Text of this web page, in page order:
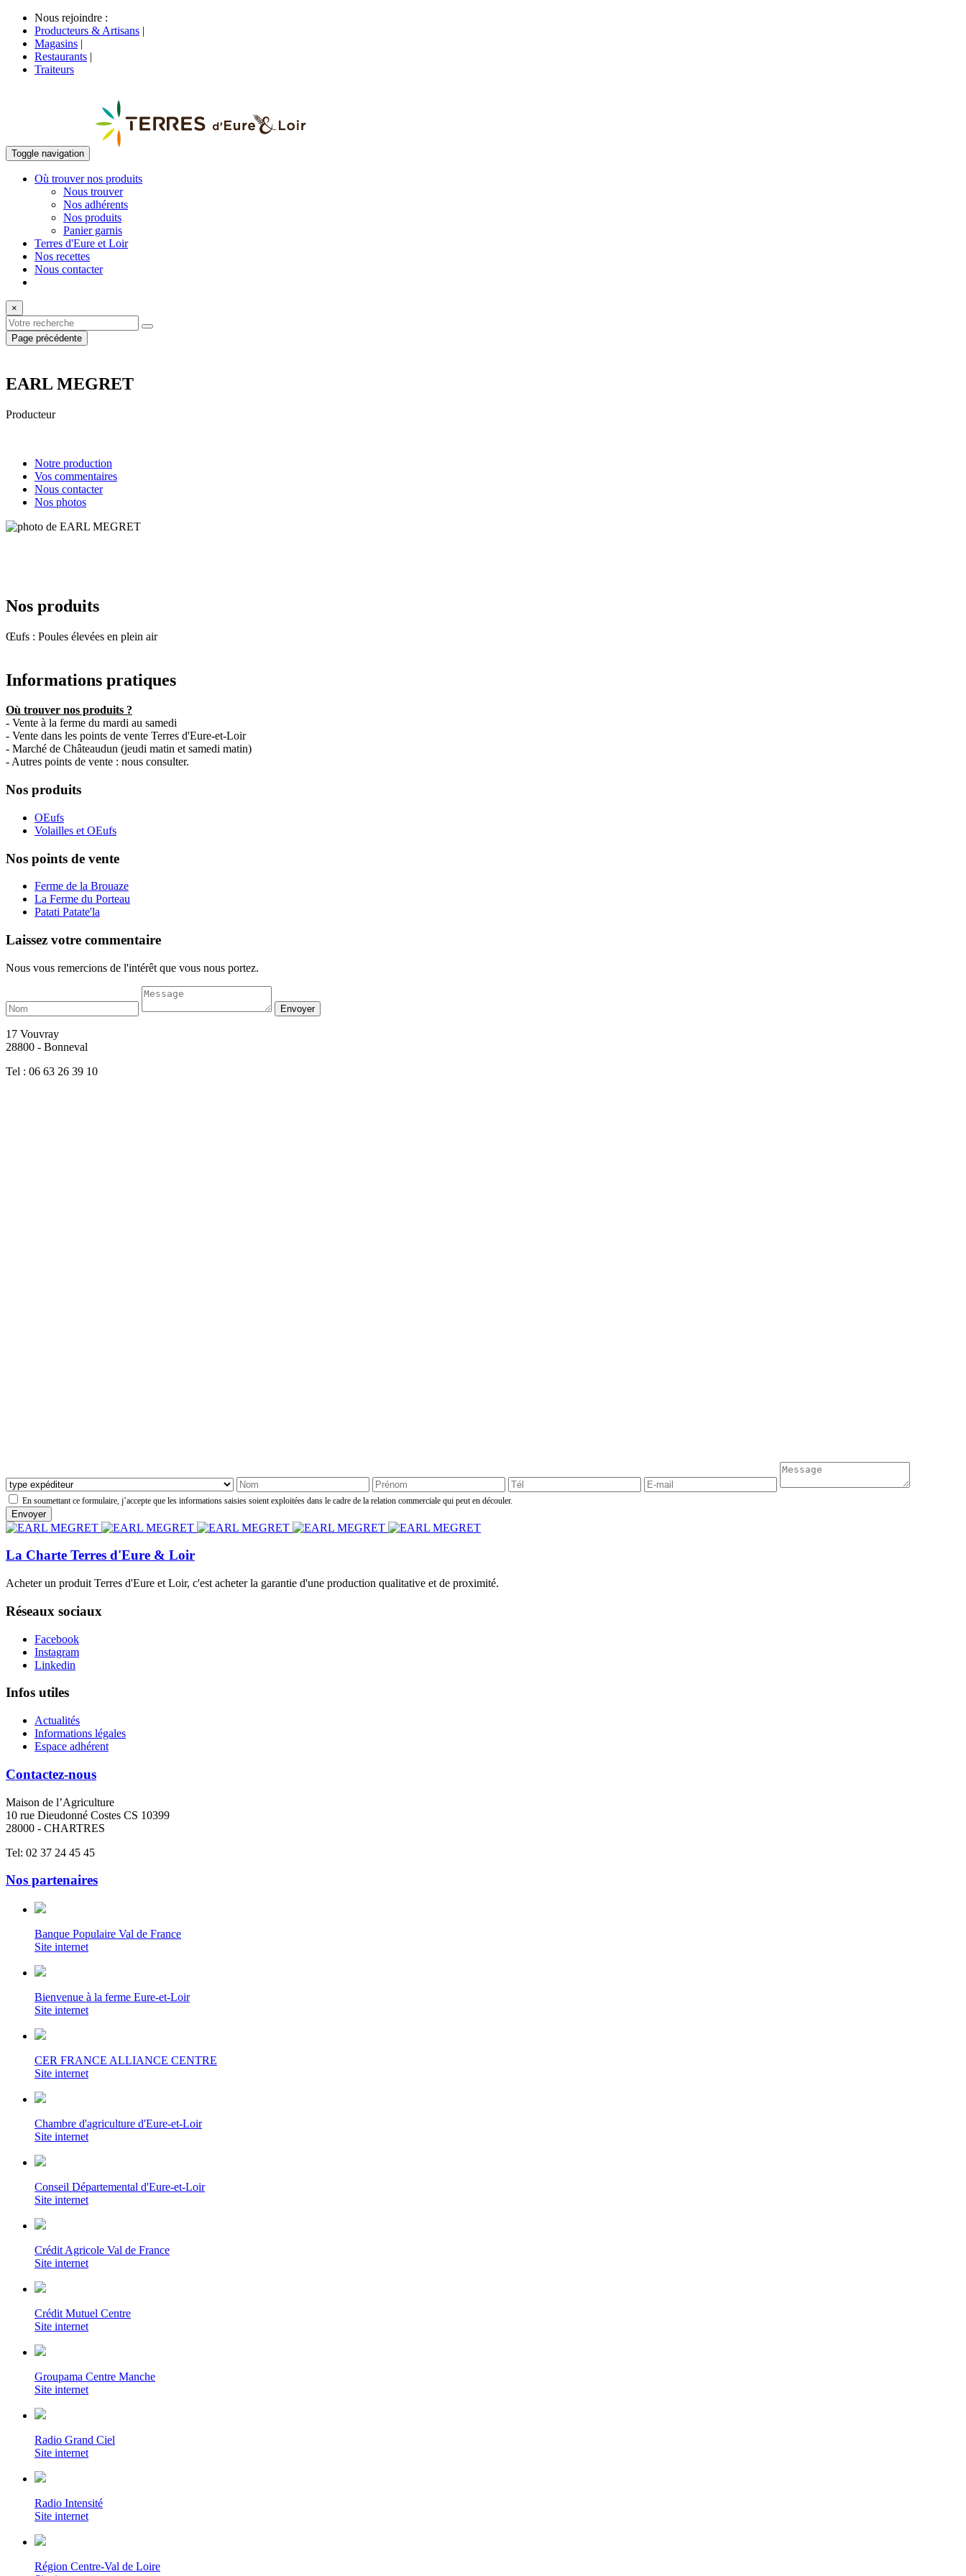
Nous rejoindre :
Producteurs & Artisans |
Magasins |
Restaurants |
Traiteurs
Toggle navigation
Où trouver nos produits
Nous trouver
Nos adhérents
Nos produits
Panier garnis
Terres d'Eure et Loir
Nos recettes
Nous contacter
×
Page précédente
EARL MEGRET
Producteur
Notre production
Vos commentaires
Nous contacter
Nos photos
Nos produits
Œufs : Poules élevées en plein air
Informations pratiques
Où trouver nos produits ?
- Vente à la ferme du mardi au samedi
- Vente dans les points de vente Terres d'Eure-et-Loir
- Marché de Châteaudun (jeudi matin et samedi matin)
- Autres points de vente : nous consulter.
Nos produits
OEufs
Volailles et OEufs
Nos points de vente
Ferme de la Brouaze
La Ferme du Porteau
Patati Patate'la
Laissez votre commentaire
Nous vous remercions de l'intérêt que vous nous portez.
17 Vouvray
28800 - Bonneval
Tel : 06 63 26 39 10
En soumettant ce formulaire, j’accepte que les informations saisies soient exploitées dans le cadre de la relation commerciale qui peut en découler.
La Charte Terres d'Eure & Loir
Acheter un produit Terres d'Eure et Loir, c'est acheter la garantie d'une production qualitative et de proximité.
Réseaux sociaux
Facebook
Instagram
Linkedin
Infos utiles
Actualités
Informations légales
Espace adhérent
Contactez-nous
Maison de l’Agriculture
10 rue Dieudonné Costes CS 10399
28000 - CHARTRES
Tel: 02 37 24 45 45
Nos partenaires
Banque Populaire Val de France
Site internet
Bienvenue à la ferme Eure-et-Loir
Site internet
CER FRANCE ALLIANCE CENTRE
Site internet
Chambre d'agriculture d'Eure-et-Loir
Site internet
Conseil Départemental d'Eure-et-Loir
Site internet
Crédit Agricole Val de France
Site internet
Crédit Mutuel Centre
Site internet
Groupama Centre Manche
Site internet
Radio Grand Ciel
Site internet
Radio Intensité
Site internet
Région Centre-Val de Loire